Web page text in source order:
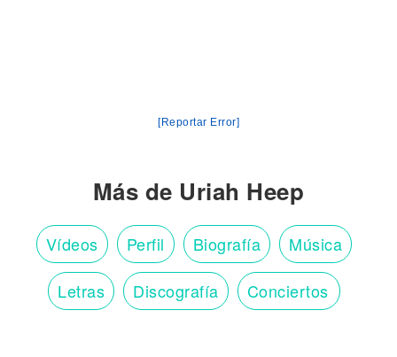
[Reportar Error]
Más de Uriah Heep
Vídeos Perfil Biografía Música
Letras Discografía Conciertos